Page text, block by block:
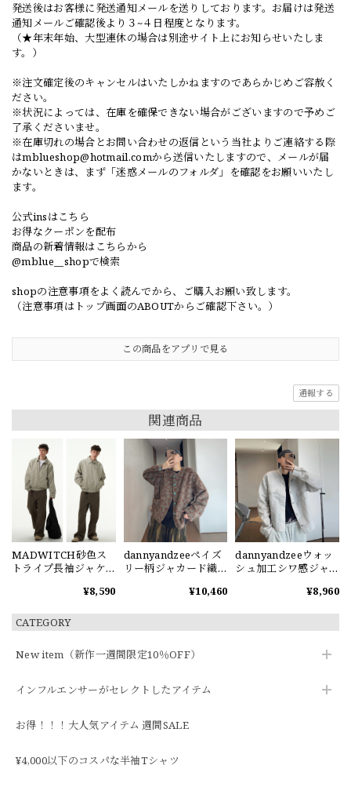
CATEGORY
New item（新作一週間限定10％OFF）
インフルエンサーがセレクトしたアイテム
お得！！！大人気アイテム 週間SALE
¥4,000以下のコスパな半袖Tシャツ
発送後はお客様に発送通知メールを送りしております。お届けは発送
通知メールご確認後より３~４日程度となります。
（★年末年始、大型連休の場合は別途サイト上にお知らせいたしま
す。）
※注文確定後のキャンセルはいたしかねますのであらかじめご容赦く
ださい。
※状況によっては、在庫を確保できない場合がございますので予めご
了承くださいませ。
※在庫切れの場合とお問い合わせの返信という当社よりご連絡する際
はmblueshop@hotmail.comから送信いたしますので、メールが届
かないときは、まず「迷惑メールのフォルダ」を確認をお願いいたし
ます。
公式insはこちら
お得なクーポンを配布
商品の新着情報はこちらから
@mblue__shopで検索
shopの注意事項をよく読んでから、ご購入お願い致します。
（注意事項はトップ画面のABOUTからご確認下さい。）
この商品をアプリで見る
通報する
関連商品
MADWITCH砂色ス
トライプ長袖ジャケ
¥8,590
dannyandzeeペイズ
リー柄ジャカード織
¥10,460
dannyandzeeウォッ
シュ加工シワ感ジャ
¥8,960